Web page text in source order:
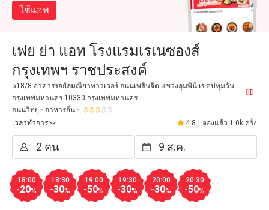
ใช้แอพ
เฟย ย่า แอท โรงแรมเรเนซองส์
กรุงเทพฯ ราชประสงค์
518/8 อาคารรอยัลมณียาทาวเวอร์ ถนนเพลินจิต แขวงลุมพินี เขตปทุมวัน
กรุงเทพมหานคร 10330 กรุงเทพมหานคร
ถนนวิทยุ
อาหารจีน
เวลาทำการ
4.8 จองแล้ว 1.0k ครั้ง
18:00
-20%
18:30
-30%
19:00
-50%
19:30
-30%
20:00
-30%
20:30
-50%